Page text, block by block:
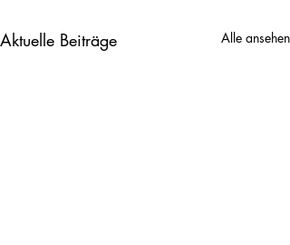
Aktuelle Beiträge Alle ansehen